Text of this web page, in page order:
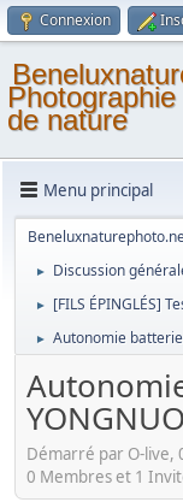
Connexion
de nature
Menu principal
► Discussion
► [FILS ÉPINGLÉS]
► Autonomie
Démarré par O-live,
0 Membres et 1